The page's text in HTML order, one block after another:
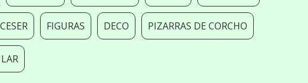
FIGURAS DECO PIZARRAS DE CORCHO